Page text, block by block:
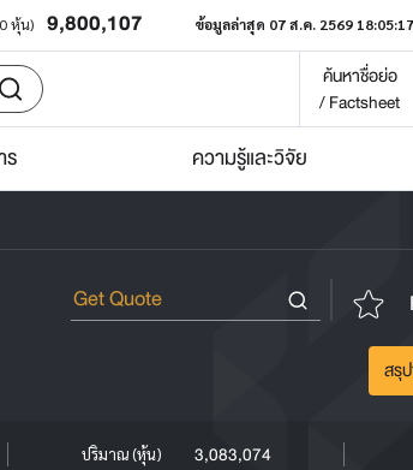
หุ้น) 9,800,107 ข้อมูลล่าสุด 07 ส.ค. 2569 18:05:17
ค้นหาชื่อย่อ
/ Factsheet
ร ความรู้และวิจัย
สรุ
ปริมาณ (หุ้น) 3,083,074